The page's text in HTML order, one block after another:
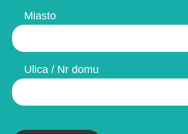
Miasto
Ulica / Nr domu